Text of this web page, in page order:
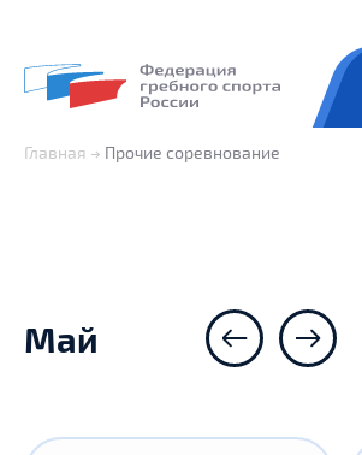
Главная Прочие соревнование
Май